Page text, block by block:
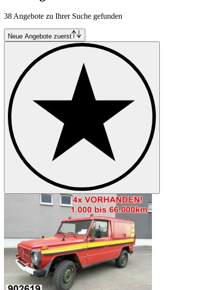
38 Angebote zu Ihrer Suche gefunden
Neue Angebote zuerst